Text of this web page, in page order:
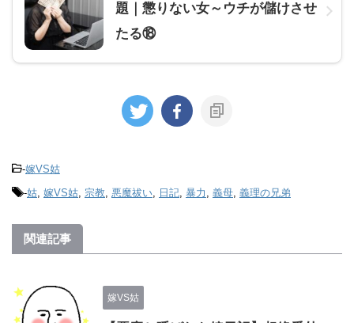
題｜懲りない女～ウチが儲けさせ
たる⑱
-嫁VS姑
-姑, 嫁VS姑, 宗教, 悪魔祓い, 日記, 暴力 , 義母, 義理の兄弟
関連記事
嫁VS姑